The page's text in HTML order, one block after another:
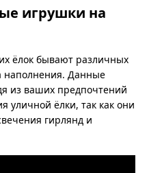
игрушки на
ёлок бывают различных
наполнения. Данные
из ваших предпочтений
уличной ёлки, так как они
гирлянд и